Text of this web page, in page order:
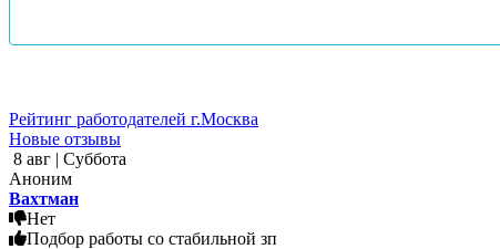
Рейтинг работодателей г.Москва
Новые отзывы
8 авг | Суббота
Аноним
Вахтман
Нет
Подбор работы со стабильной зп